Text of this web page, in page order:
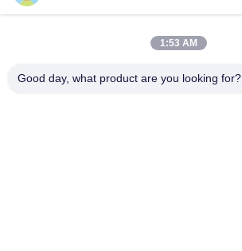
1:53 AM
Good day, what product are you looking for?